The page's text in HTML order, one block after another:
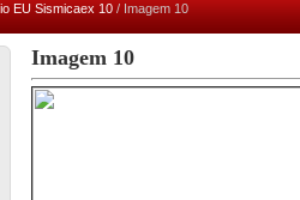
EU Sismicaex 10 / Imagem 10
Imagem 10